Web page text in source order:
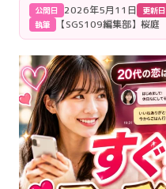
公開日 2026年5月11日 更新日
執筆 【SGS109編集部】桜庭